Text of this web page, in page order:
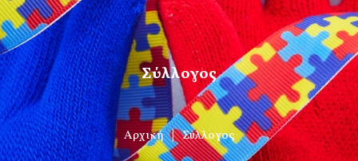
Σύλλογος
Αρχική Σύλλογος